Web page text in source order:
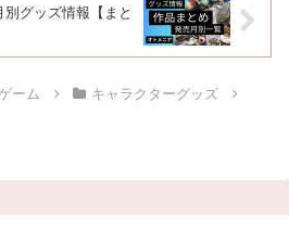
別グッズ情報【まと
ーム
キャラクターグッズ